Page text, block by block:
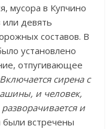
мусора в Купчино
или девять
составов. В
установлено
отпугивающее
сирена с
и человек,
и
встречены